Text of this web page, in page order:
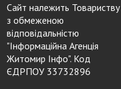
Сайт належить Товариству
з обмеженою
відповідальністю
"Інформаційна Агенція
Житомир Інфо". Код
ЄДРПОУ 33732896